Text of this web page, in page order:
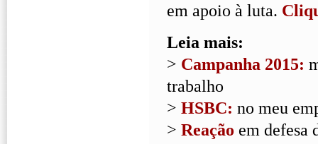
em apoio à luta.
Leia mais:
> Campanha 2015:
trabalho
> HSBC: no meu
> Reação em defesa